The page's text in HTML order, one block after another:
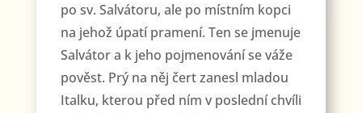
po sv. Salvátoru, ale po místním kopci
na jehož úpatí pramení. Ten se jmenuje
Salvátor a k jeho pojmenování se váže
pověst. Prý na něj čert zanesl mladou
Italku, kterou před ním v poslední chvíli